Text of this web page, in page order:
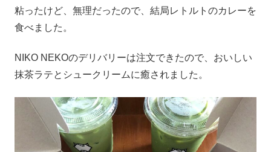
粘ったけど、無理だったので、結局レトルトのカレーを
食べました。
NIKO NEKOのデリバリーは注文できたので、おいしい
抹茶ラテとシュークリームに癒されました。